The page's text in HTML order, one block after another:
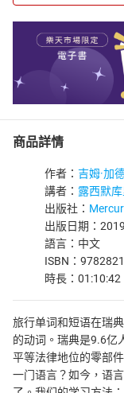
商品詳情
作者： 吉姆·加
講者： 露西默
出版社：
出版日期：
語言：中文
ISBN：
時長：01:10:42
旅行单词和短语在瑞
的动词。瑞典是9.6亿
平等法律地位的零部
一门语言？如今，语